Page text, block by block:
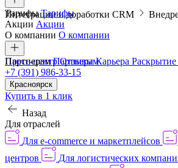
Интеграции и доработки CRM
ТарифыТарифы
Акции Акции
О компании О компании
Пресс-центрОтзывыКарьера
ПартнерамПартнерам
+7 (391) 986-33-15
Красноярск
Купить в 1 клик
Назад
Для отраслей
Для e-commerce и маркетплейсов
центров
Для логистических